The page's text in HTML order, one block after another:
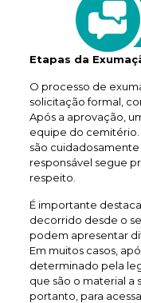
Etapas da
O processo de
solicitação formal,
Após a aprovação,
equipe do cemitério.
são
responsável segue
respeito.
É importante
decorrido desde o
podem apresentar
Em muitos casos,
determinado pela
que são o material a
portanto, para